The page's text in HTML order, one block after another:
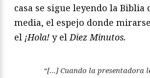
casa se sigue leyendo la Biblia
media, el espejo donde
el ¡Hola! y elDiez Minutos.
“[…] Cuando la presentadora